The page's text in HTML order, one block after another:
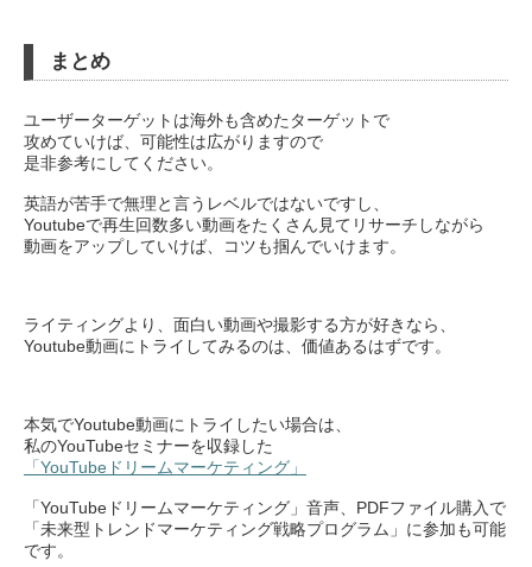
まとめ
ユーザーターゲットは海外も含めたターゲットで
攻めていけば、可能性は広がりますので
是非参考にしてください。
英語が苦手で無理と言うレベルではないですし、
Youtubeで再生回数多い動画をたくさん見てリサーチしながら
動画をアップしていけば、コツも掴んでいけます。
ライティングより、面白い動画や撮影する方が好きなら、
Youtube動画にトライしてみるのは、価値あるはずです。
本気でYoutube動画にトライしたい場合は、
私のYouTubeセミナーを収録した
「YouTubeドリームマーケティング」
「YouTubeドリームマーケティング」音声、PDFファイル購入で
「未来型トレンドマーケティング戦略プログラム」に参加も可能
です。